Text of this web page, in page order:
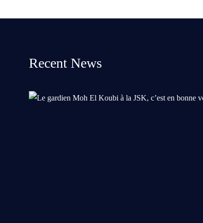
Recent News